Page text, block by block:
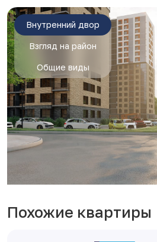
Внутренний двор
Взгляд на район
Общие виды
Похожие квартиры